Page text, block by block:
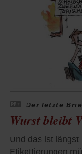
Der letzte
Wurst bleibt
Und das ist längst
Etikettierungen